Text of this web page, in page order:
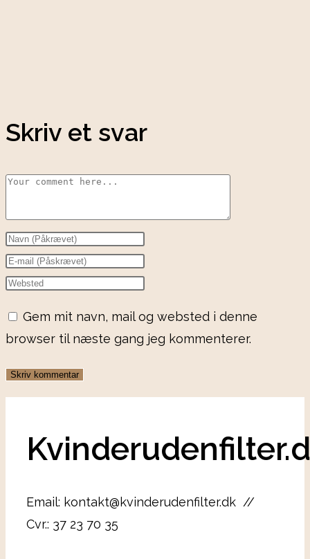
Skriv et svar
Gem mit navn, mail og websted i denne
browser til næste gang jeg kommenterer.
Email: kontakt@kvinderudenfilter.dk //
Cvr.: 37 23 70 35